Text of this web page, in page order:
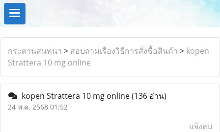
กระดานสนทนา > สอบถามเรื่องวิธีการสั่งซื้อสินค้า > kopen
Strattera 10 mg online
kopen Strattera 10 mg online(136 อ่าน)
24 พ.ค. 2568 01:52
แจ้งลบ